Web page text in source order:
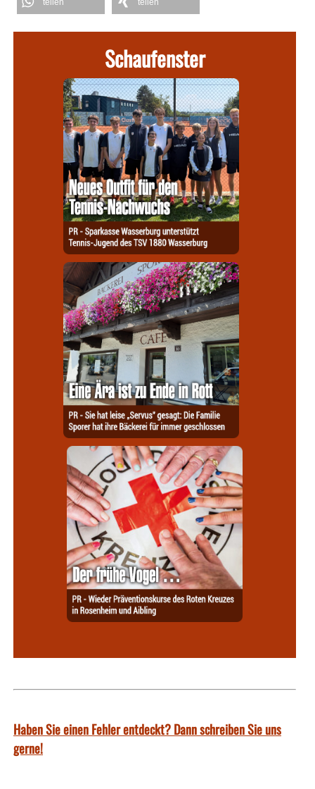
teilen teilen
Schaufenster
Haben Sie einen Fehler entdeckt? Dann schreiben Sie uns
gerne!